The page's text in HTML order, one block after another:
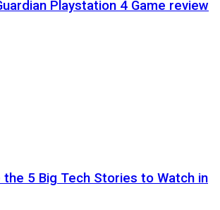
Playstation 4 Game review
the 5 Big Tech Stories to Watch in